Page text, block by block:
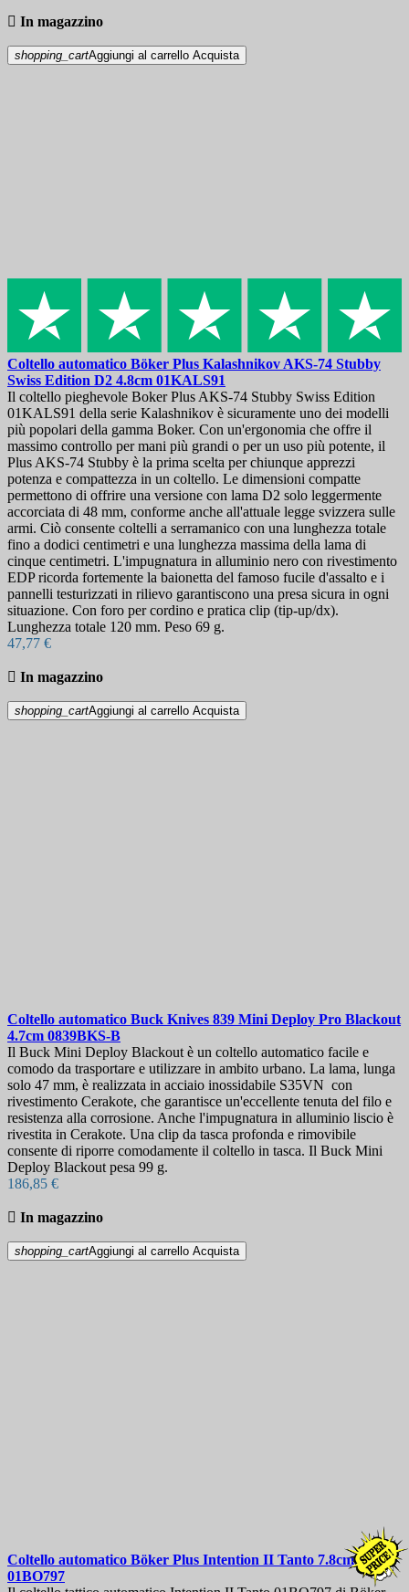
 In magazzino
shopping_cartAggiungi al carrello Acquista
Coltello automatico Böker Plus Kalashnikov AKS-74 Stubby
Swiss Edition D2 4.8cm 01KALS91
Il coltello pieghevole Boker Plus AKS-74 Stubby Swiss Edition
01KALS91 della serie Kalashnikov è sicuramente uno dei modelli
più popolari della gamma Boker. Con un'ergonomia che offre il
massimo controllo per mani più grandi o per un uso più potente, il
Plus AKS-74 Stubby è la prima scelta per chiunque apprezzi
potenza e compattezza in un coltello. Le dimensioni compatte
permettono di offrire una versione con lama D2 solo leggermente
accorciata di 48 mm, conforme anche all'attuale legge svizzera sulle
armi. Ciò consente coltelli a serramanico con una lunghezza totale
fino a dodici centimetri e una lunghezza massima della lama di
cinque centimetri. L'impugnatura in alluminio nero con rivestimento
EDP ricorda fortemente la baionetta del famoso fucile d'assalto e i
pannelli testurizzati in rilievo garantiscono una presa sicura in ogni
situazione. Con foro per cordino e pratica clip (tip-up/dx).
Lunghezza totale 120 mm. Peso 69 g.
47,77 €
 In magazzino
shopping_cartAggiungi al carrello Acquista
Coltello automatico Buck Knives 839 Mini Deploy Pro Blackout
4.7cm 0839BKS-B
Il Buck Mini Deploy Blackout è un coltello automatico facile e
comodo da trasportare e utilizzare in ambito urbano. La lama, lunga
solo 47 mm, è realizzata in acciaio inossidabile S35VN con
rivestimento Cerakote, che garantisce un'eccellente tenuta del filo e
resistenza alla corrosione. Anche l'impugnatura in alluminio liscio è
rivestita in Cerakote. Una clip da tasca profonda e rimovibile
consente di riporre comodamente il coltello in tasca. Il Buck Mini
Deploy Blackout pesa 99 g.
186,85 €
 In magazzino
shopping_cartAggiungi al carrello Acquista
Coltello automatico Böker Plus Intention II Tanto 7.8cm
01BO797